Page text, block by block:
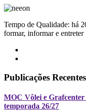
Tempo de Qualidade: há
formar, informar e entreter
Publicações Recentes
MOC Vôlei e Grafcenter
temporada 26/27